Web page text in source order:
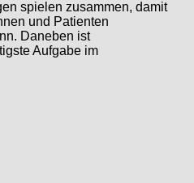
spielen zusammen, damit
und Patienten
Daneben ist
Aufgabe im